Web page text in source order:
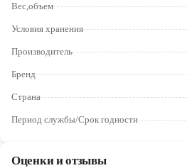
Череповец
Ярославль
Вес,объем
Условия хранения
Производитель
Бренд
Страна
Период службы/Срок годности
Оценки и отзывы